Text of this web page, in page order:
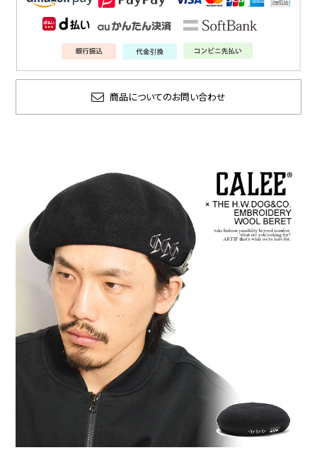
商品についてのお問い合わせ